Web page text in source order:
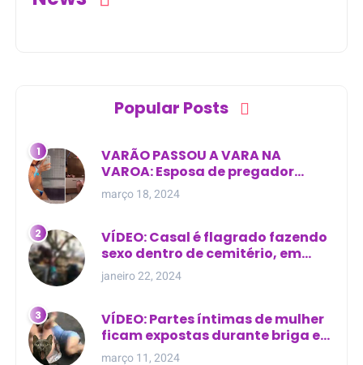
Popular Posts
VARÃO PASSOU A VARA NA
VAROA: Esposa de pregador
evangélico descobre
relacionamento extra-conjugal
março 18, 2024
VÍDEO: Casal é flagrado fazendo
sexo dentro de cemitério, em
cima de túmulo no Maranhão
janeiro 22, 2024
VÍDEO: Partes íntimas de mulher
ficam expostas durante briga em
Manaus
março 11, 2024